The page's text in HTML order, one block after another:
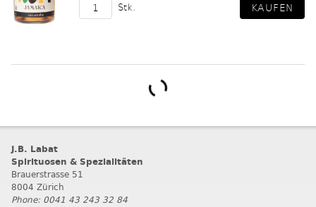
Stk.
J.B. Labat
Spirituosen & Spezialitäten
Brauerstrasse 51
8004 Zürich
Phone: 0041 43 243 32 84